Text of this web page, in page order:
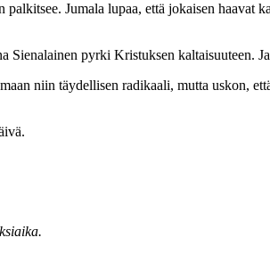
Jumala lupaa, että jokaisen haavat
pyrki Kristuksen kaltaisuuteen.
niin täydellisen radikaali, mutta uskon,